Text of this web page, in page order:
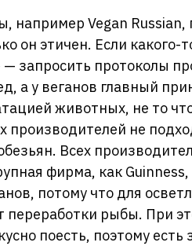
например Vegan Russian,
он этичен. Если какого-
— запросить протоколы
а у веганов главный
животных, не то
производителей не
Всех
фирма, как
потому что для
переработки рыбы. При
поесть, поэтому есть